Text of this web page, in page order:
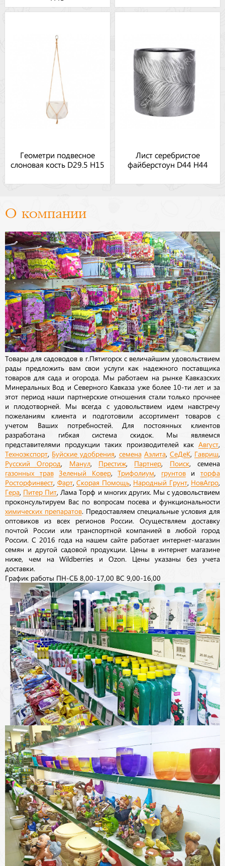
Геометри подвесное
слоновая кость D29.5 H15
Лист серебристое
файберстоун D44 H44
О компании
Товары для садоводов в г.Пятигорск с величайшим удовольствием
рады предложить вам свои услуги как надежного поставщика
товаров для сада и огорода. Мы работаем на рынке Кавказских
Минеральных Вод и Северного Кавказа уже более 10-ти лет и за
этот период наши партнерские отношения стали только прочнее
и плодотворней. Мы всегда с удовольствием идем навстречу
пожеланиям клиента и подготовили ассортимент товаров с
учетом Ваших потребностей. Для постоянных клиентов
разработана гибкая система скидок. Мы являемся
представителями продукции таких производителей как Август
Техноэкспорт Буйские удобрения семена Аэлита, СеДеК Гавриш
Русский Огород Манул, Престиж Партнер Поиск, семена
газонных трав Зеленый Ковер,Трифолиум грунтовиторфа
Росторфинвест Фарт, Скорая Помощь Народный Грунт, НовАгро
Гера Питер Пит , Лама Торф и многих других. Мы с удовольствием
проконсультируем Вас по вопросам посева и функциональности
химических препаратов. Предоставляем специальные условия для
оптовиков из всех регионов России. Осуществляем доставку
почтой России или транспортной компанией в любой город
России. С 2016 года на нашем сайте работает интернет-магазин
семян и другой садовой продукции. Цены в интернет магазине
ниже, чем на Wildberries и Ozon. Цены указаны без учета
доставки.
График работы ПН-СБ 8,00-17,00 ВС 9,00-16,00